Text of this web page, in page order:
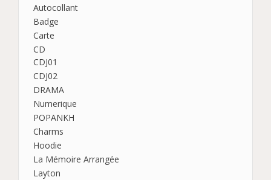
Autocollant
Badge
Carte
CD
CDJ01
CDJ02
DRAMA
Numerique
POPANKH
Charms
Hoodie
La Mémoire Arrangée
Layton